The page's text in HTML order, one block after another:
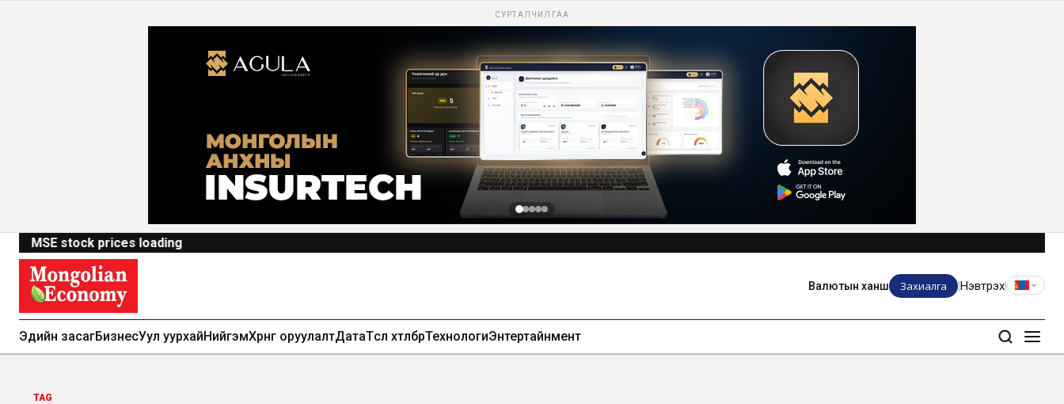
СУРТАЛЧИЛГАА
MSE stock prices loading
Валютын ханш Захиалга Нэвтрэх
Эдийн засагБизнесУул уурхайНийгэмХөрөнгө оруулалтДатаТөсөл хөтөлбөрТехнологиЭнтертайнмент
TAG